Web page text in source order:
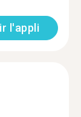
l'appli